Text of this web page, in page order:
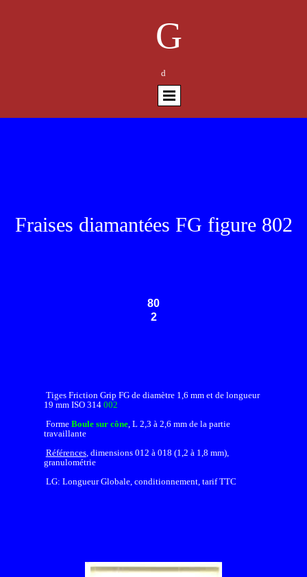
G
d
Fraises diamantées FG figure 802
80
2
Tiges Friction Grip FG de diamètre 1,6 mm et de longueur
19 mm ISO 314 002
Forme Boule sur cône, L 2,3 à 2,6 mmde la partie
travaillante
Références, dimensions 012 à 018 (1,2 à 1,8 mm),
granulométrie
LG: Longueur Globale, conditionnement, tarif TTC